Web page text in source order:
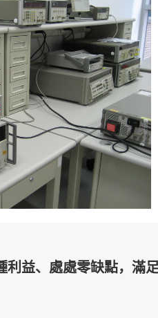
利益、處處零缺點，滿